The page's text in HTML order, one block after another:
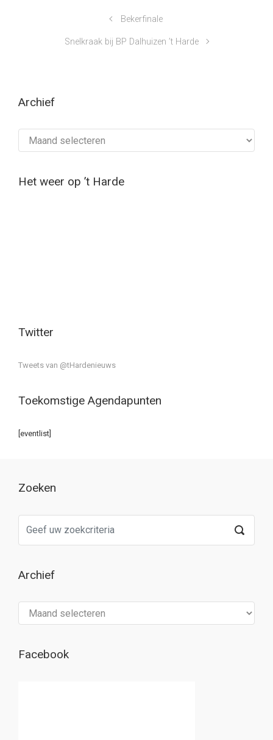
Bekerfinale
Snelkraak bij BP Dalhuizen ’t Harde
Archief
Het weer op ’t Harde
Twitter
Tweets van @tHardenieuws
Toekomstige Agendapunten
[eventlist]
Zoeken
Archief
Facebook